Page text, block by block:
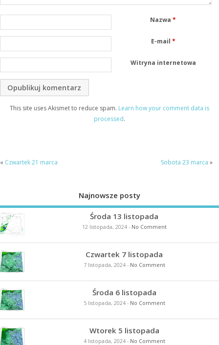
Nazwa*
E-mail *
Witryna internetowa
This site uses Akismet to reduce spam. Learn how your comment data is
processed.
« Czwartek 21 marca Sobota 23 marca »
Najnowsze posty
Środa 13 listopada
12 listopada, 2024- No Comment
Czwartek 7 listopada
7 listopada, 2024- No Comment
Środa 6 listopada
5 listopada, 2024- No Comment
Wtorek 5 listopada
4 listopada, 2024- No Comment